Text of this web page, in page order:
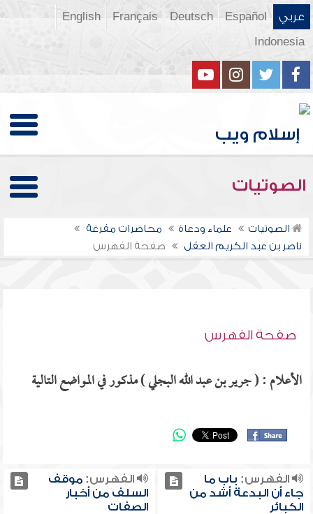
عربي Español
Deutsch
Français
English
Indonesia
الصوتيات
الصوتيات علماء ودعاة
محاضرات مفرغة
ناصر بن عبد الكريم العقل
صفحة الفهرس
صفحة الفهرس
الأعلام : ( جرير بن عبد الله البجلي ) مذكور في المواضع التالية
الفهرس: باب ما
جاء أن البدعة أشد من
الكبائر
الفهرس:موقف
السلف من أخبار
الصفات